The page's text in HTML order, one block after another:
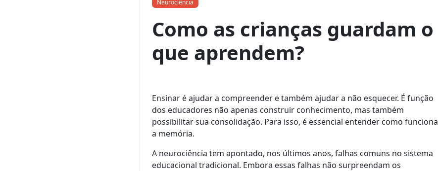
Neurociência
Como as crianças guardam o
que aprendem?
Ensinar é ajudar a compreender e também ajudar a não esquecer. É função
dos educadores não apenas construir conhecimento, mas também
possibilitar sua consolidação. Para isso, é essencial entender como funciona
a memória.
A neurociência tem apontado, nos últimos anos, falhas comuns no sistema
educacional tradicional. Embora essas falhas não surpreendam os